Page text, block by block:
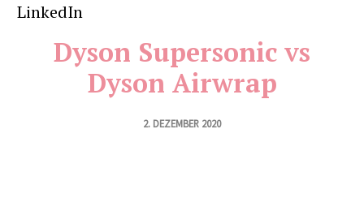
LinkedIn
Dyson Supersonic vs
Dyson Airwrap
2. DEZEMBER 2020